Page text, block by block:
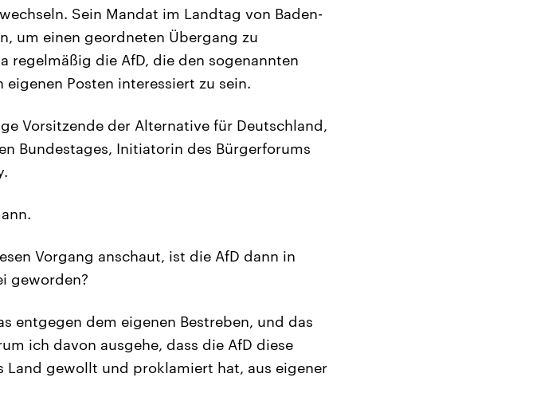
Sein Mandat im Landtag von Baden-
um einen geordneten Übergang zu
regelmäßig die AfD, die den sogenannten
Posten interessiert zu sein.
Vorsitzende der Alternative für Deutschland,
Bundestages, Initiatorin des Bürgerforums
Vorgang anschaut, ist die AfD dann in
geworden?
entgegen dem eigenen Bestreben, und das
ich davon ausgehe, dass die AfD diese
Land gewollt und proklamiert hat, aus eigener